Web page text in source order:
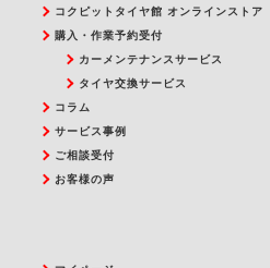
コクピットタイヤ館 オンラインストア
購入・作業予約受付
カーメンテナンスサービス
タイヤ交換サービス
コラム
サービス事例
ご相談受付
お客様の声